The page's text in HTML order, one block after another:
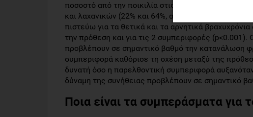
ποσοστό από την ποικιλία στις προθέσεις και τη
και λαχανικών (22% και 64%, αντίστοιχα) και μη
πιστεύω για τα θετικά και τα αρνητικά
την πρόθεση και για τις 2 συμπεριφορές
προβλέπουν σε σημαντικό βαθμό την κατανάλωση
συμπεριφορά καθόρισε τη σχέση μεταξύ της
δυνατή όσο η παρελθοντική συμπεριφορά
δύναμη της συνήθειας προβλέπουν σε σημαντικό
Ποια είναι τα συμπεράσματα για